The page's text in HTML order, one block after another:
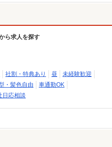
ら求人を探す
社割・特典あり 昼
未経験歓迎
・髪色自由
車通勤OK
日応相談